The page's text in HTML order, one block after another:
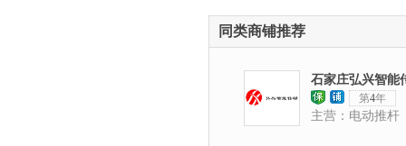
同类商铺推荐
石家庄弘兴智能
限公司
第4年
主营：电动推杆